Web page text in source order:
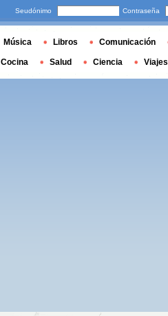
Seudónimo Contraseña
Música Libros Comunicación
Cocina Salud Ciencia Viajes